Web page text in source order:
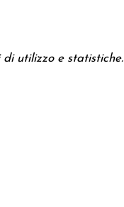
utilizzo e statistiche.